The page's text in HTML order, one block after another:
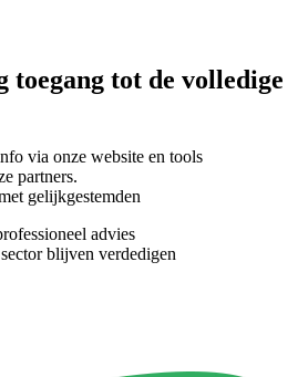
tot de volledige
via onze website en tools
partners.
gelijkgestemden
advies
blijven verdedigen